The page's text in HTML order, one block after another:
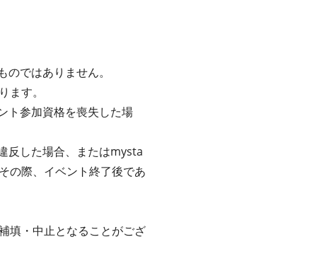
ではありません。
す。
ト参加資格を喪失した場
反した場合、またはmysta
の際、イベント終了後であ
填・中止となることがござ